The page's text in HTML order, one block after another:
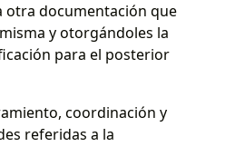
otra documentación que
y otorgándoles la
para el posterior
coordinación y
referidas a la